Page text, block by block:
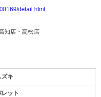
detail.html
知店・高松店
ズキ
レット